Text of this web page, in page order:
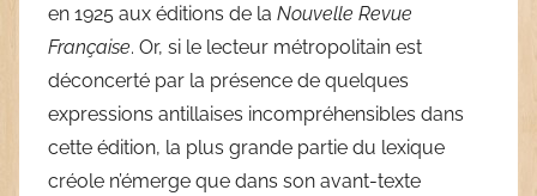
en 1925 aux éditions de la Nouvelle Revue
Française. Or, si le lecteur métropolitain est
déconcerté par la présence de quelques
expressions antillaises incompréhensibles dans
cette édition, la plus grande partie du lexique
créole n’émerge que dans son avant-texte